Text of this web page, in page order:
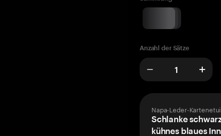
Anzahl der Sätze
Napa-Leder-
Schlanke
kühnes blaues